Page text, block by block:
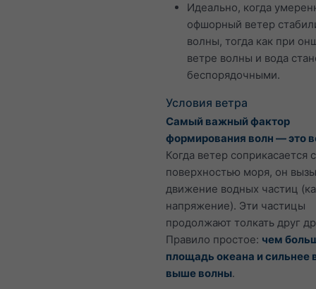
Идеально, когда
офшорный ветер
волны, тогда как при
ветре волны и вода
беспорядочными.
Условия ветра
Самый важный фактор
формирования волн — это
Когда ветер соприкасается с
поверхностью моря, он
движение водных частиц
напряжение). Эти частицы
продолжают толкать друг
Правило простое: чем
площадь океана и сильнее
выше волны.